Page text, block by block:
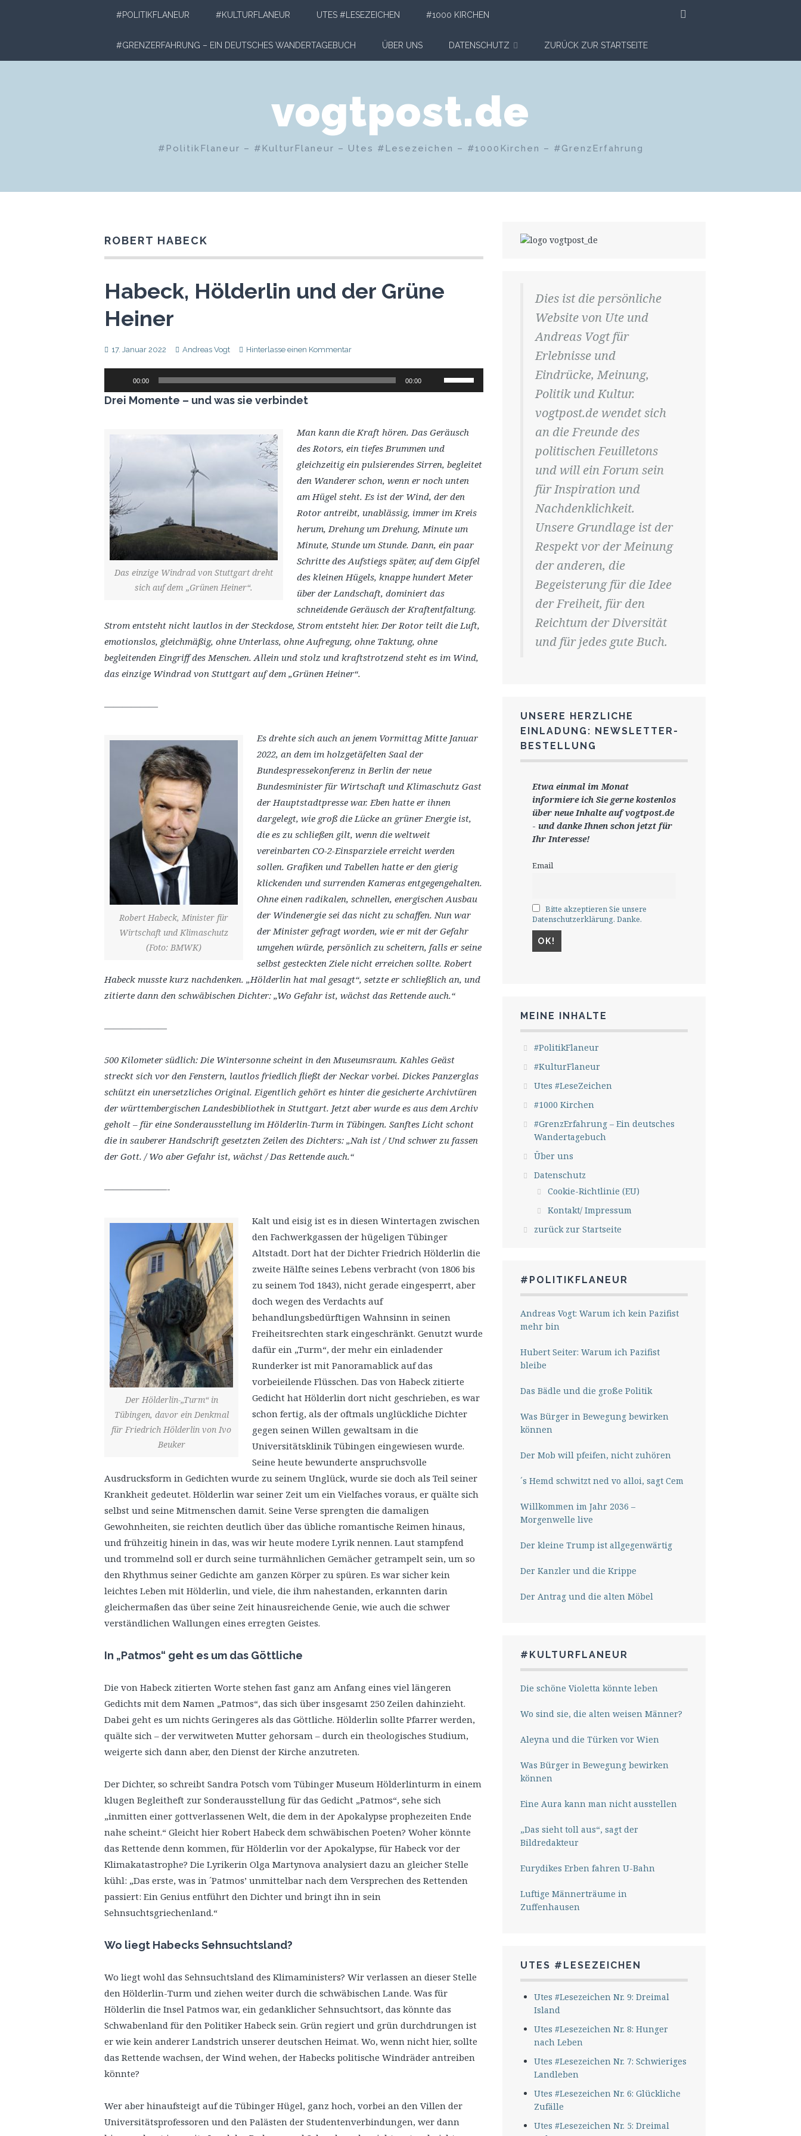
#POLITIKFLANEUR #KULTURFLANEUR UTES #LESEZEICHEN #1000 KIRCHEN
#GRENZERFAHRUNG – EIN DEUTSCHES WANDERTAGEBUCH ÜBER UNS DATENSCHUTZ ZURÜCK ZUR STARTSEITE
vogtpost.de
#PolitikFlaneur – #KulturFlaneur – Utes #Lesezeichen – #1000Kirchen – #GrenzErfahrung
ROBERT HABECK
Habeck, Hölderlin und der Grüne
Heiner
17. Januar 2022 Andreas Vogt Hinterlasse einen Kommentar
Player
00:00 00:00
Pfeiltasten
Hoch/Runter
zu
Drei Momente – und was sie verbindet
Das einzige Windrad von Stuttgart dreht
sich auf dem „Grünen Heiner“.
Man kann die Kraft hören. Das Geräusch
des Rotors, ein tiefes Brummen und
gleichzeitig ein pulsierendes Sirren, begleitet
den Wanderer schon, wenn er noch unten
am Hügel steht. Es ist der Wind, der den
Rotor antreibt, unablässig, immer im Kreis
herum, Drehung um Drehung, Minute um
Minute, Stunde um Stunde. Dann, ein paar
Schritte des Aufstiegs später, aufdem Gipfel
des kleinen Hügels, knappe hundertMeter
über der Landschaft, dominiert das
schneidende Geräusch der Kraftentfaltung.
Strom entsteht nicht lautlos in der Steckdose, Strom entsteht hier. Der Rotor teilt die Luft,
emotionslos, gleichmäßig, ohne Unterlass, ohne Aufregung, ohne Taktung, ohne
begleitenden Eingriff des Menschen. Allein und stolz und kraftstrotzend steht es im Wind,
das einzige Windrad von Stuttgart auf dem „Grünen Heiner“.
——————
Robert Habeck, Minister für
Wirtschaft und Klimaschutz
(Foto: BMWK)
Es drehte sich auch an jenem Vormittag Mitte Januar
2022, an dem im holzgetäfelten Saal der
Bundespressekonferenz in Berlin der neue
Bundesminister für Wirtschaft und Klimaschutz Gast
der Hauptstadtpresse war. Eben hatte er ihnen
dargelegt, wie groß die Lücke an grüner Energie ist,
die es zu schließen gilt, wenn die weltweit
vereinbarten CO-2-Einsparziele erreicht werden
sollen. Grafiken und Tabellen hatte er den gierig
klickenden und surrenden Kameras entgegengehalten.
Ohne einen radikalen, schnellen, energischen Ausbau
der Windenergie sei das nicht zu schaffen. Nun war
der Minister gefragt worden, wie er mit der Gefahr
umgehen würde, persönlich zu scheitern, falls er seine
selbst gesteckten Ziele nicht erreichen sollte. Robert
Habeck musste kurz nachdenken. „Hölderlin hat mal gesagt“, setzte er schließlich an, und
zitierte dann den schwäbischen Dichter: „Wo Gefahr ist, wächst das Rettende auch.“
———————
500 Kilometer südlich: Die Wintersonne scheint in den Museumsraum. Kahles Geäst
streckt sich vor den Fenstern, lautlos friedlich fließt der Neckar vorbei. Dickes Panzerglas
schützt ein unersetzliches Original. Eigentlich gehört es hinter die gesicherte Archivtüren
der württembergischen Landesbibliothek in Stuttgart. Jetzt aber wurde es aus dem Archiv
geholt – für eine Sonderausstellung im Hölderlin-Turm in Tübingen. Sanftes Licht schont
die in sauberer Handschrift gesetzten Zeilen des Dichters: „Nah ist / Und schwer zu fassen
der Gott. / Wo aber Gefahr ist, wächst / Das Rettende auch.“
———————-
Der Hölderlin-„Turm“ in
Tübingen, davor ein Denkmal
für Friedrich Hölderlin von Ivo
Beuker
Kalt und eisig ist es in diesen Wintertagen zwischen
den Fachwerkgassen der hügeligen Tübinger
Altstadt. Dort hat der Dichter Friedrich Hölderlin die
zweite Hälfte seines Lebens verbracht (von 1806 bis
zu seinem Tod 1843), nicht gerade eingesperrt, aber
doch wegen des Verdachts auf
behandlungsbedürftigen Wahnsinn in seinen
Freiheitsrechten stark eingeschränkt. Genutzt wurde
dafür ein „Turm“, der mehr ein einladender
Runderker ist mit Panoramablick auf das
vorbeieilende Flüsschen. Das von Habeck zitierte
Gedicht hat Hölderlin dort nicht geschrieben, es war
schon fertig, als der oftmals unglückliche Dichter
gegen seinen Willen gewaltsam in die
Universitätsklinik Tübingen eingewiesen wurde.
Seine heute bewunderte anspruchsvolle
Ausdrucksform in Gedichten wurde zu seinem Unglück, wurde sie doch als Teil seiner
Krankheit gedeutet. Hölderlin war seiner Zeit um ein Vielfaches voraus, er quälte sich
selbst und seine Mitmenschen damit. Seine Verse sprengten die damaligen
Gewohnheiten, sie reichten deutlich über das übliche romantische Reimen hinaus,
und frühzeitig hinein in das, was wir heute modere Lyrik nennen. Laut stampfend
und trommelnd soll er durch seine turmähnlichen Gemächer getrampelt sein, um so
den Rhythmus seiner Gedichte am ganzen Körper zu spüren. Es war sicher kein
leichtes Leben mit Hölderlin, und viele, die ihm nahestanden, erkannten darin
gleichermaßen das über seine Zeit hinausreichende Genie, wie auch die schwer
verständlichen Wallungen eines erregten Geistes.
In „Patmos“ geht es um das Göttliche
Die von Habeck zitierten Worte stehen fast ganz am Anfang eines viel längeren
Gedichts mit dem Namen „Patmos“, das sich über insgesamt 250 Zeilen dahinzieht.
Dabei geht es um nichts Geringeres als das Göttliche. Hölderlin sollte Pfarrer werden,
quälte sich – der verwitweten Mutter gehorsam – durch ein theologisches Studium,
weigerte sich dann aber, den Dienst der Kirche anzutreten.
Der Dichter, so schreibt Sandra Potsch vom Tübinger Museum Hölderlinturm in einem
klugen Begleitheft zur Sonderausstellung für das Gedicht „Patmos“, sehe sich
„inmitten einer gottverlassenen Welt, die dem in der Apokalypse prophezeiten Ende
nahe scheint.“ Gleicht hier Robert Habeck dem schwäbischen Poeten? Woher könnte
das Rettende denn kommen, für Hölderlin vor der Apokalypse, für Habeck vor der
Klimakatastrophe? Die Lyrikerin Olga Martynova analysiert dazu an gleicher Stelle
kühl: „Das erste, was in ´Patmos’ unmittelbar nach dem Versprechen des Rettenden
passiert: Ein Genius entführt den Dichter und bringt ihn in sein
Sehnsuchtsgriechenland.“
Wo liegt Habecks Sehnsuchtsland?
Wo liegt wohl das Sehnsuchtsland des Klimaministers? Wir verlassen an dieser Stelle
den Hölderlin-Turm und ziehen weiter durch die schwäbischen Lande. Was für
Hölderlin die Insel Patmos war, ein gedanklicher Sehnsuchtsort, das könnte das
Schwabenland für den Politiker Habeck sein. Grün regiert und grün durchdrungen ist
er wie kein anderer Landstrich unserer deutschen Heimat. Wo, wenn nicht hier, sollte
das Rettende wachsen, der Wind wehen, der Habecks politische Windräder antreiben
könnte?
Wer aber hinaufsteigt auf die Tübinger Hügel, ganz hoch, vorbei an den Villen der
Universitätsprofessoren und den Palästen der Studentenverbindungen, wer dann
Dies ist die persönliche
Website von Ute und
Andreas Vogt für
Erlebnisse und
Eindrücke, Meinung,
Politik und Kultur.
vogtpost.de wendet sich
an die Freunde des
politischen Feuilletons
und will ein Forum sein
für Inspiration und
Nachdenklichkeit.
Unsere Grundlage ist der
Respekt vor der Meinung
der anderen, die
Begeisterung für die Idee
der Freiheit, für den
Reichtum der Diversität
und für jedes gute Buch.
UNSERE HERZLICHE
EINLADUNG: NEWSLETTER-
BESTELLUNG
Etwa einmal im Monat
informiere ich Sie gernekostenlos
über neue Inhalte auf vogtpost.de
- und danke Ihnen schon jetzt für
Ihr Interesse!
Email
Bitte akzeptieren Sie unsere
Datenschutzerklärung. Danke.
MEINE INHALTE
#PolitikFlaneur
#KulturFlaneur
Utes #LeseZeichen
#1000 Kirchen
#GrenzErfahrung – Ein deutsches
Wandertagebuch
Über uns
Datenschutz
Cookie-Richtlinie (EU)
Kontakt/ Impressum
zurück zur Startseite
#POLITIKFLANEUR
Andreas Vogt: Warum ich kein Pazifist
mehr bin
Hubert Seiter: Warum ich Pazifist
bleibe
Das Bädle und die große Politik
Was Bürger in Bewegung bewirken
können
Der Mob will pfeifen, nicht zuhören
´s Hemd schwitzt ned vo alloi, sagt Cem
Willkommen im Jahr 2036 –
Morgenwelle live
Der kleine Trump ist allgegenwärtig
Der Kanzler und die Krippe
Der Antrag und die alten Möbel
#KULTURFLANEUR
Die schöne Violetta könnte leben
Wo sind sie, die alten weisen Männer?
Aleyna und die Türken vor Wien
Was Bürger in Bewegung bewirken
können
Eine Aura kann man nicht ausstellen
„Das sieht toll aus“, sagt der
Bildredakteur
Eurydikes Erben fahren U-Bahn
Luftige Männerträume in
Zuffenhausen
UTES #LESEZEICHEN
Utes #Lesezeichen Nr. 9: Dreimal
Island
Utes #Lesezeichen Nr. 8: Hunger
nach Leben
Utes #Lesezeichen Nr. 7: Schwieriges
Landleben
Utes #Lesezeichen Nr. 6: Glückliche
Zufälle
Utes #Lesezeichen Nr. 5: Dreimal